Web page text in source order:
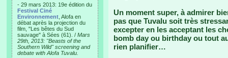
- 29 mars 2013: 19e édition du
Festival Ciné
Environnement , Alofa en
débat après la projection du
film, "Les bêtes du Sud
sauvage" à Sées (61). / Mars
29th, 2013: "Beasts of the
Southern Wild" screening and
debate with Alofa Tuvalu.
Un moment super, à admirer
pas que Tuvalu soit très
excepter en les acceptant les
bomb day ou birthday ou tout
rien planifier…